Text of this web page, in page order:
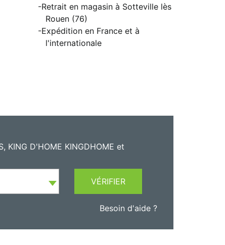
Retrait en magasin à Sotteville lès
Rouen (76)
Expédition en France et à
l'internationale
KING D'HOME KINGDHOME et
VÉRIFIER
Besoin d'aide ?